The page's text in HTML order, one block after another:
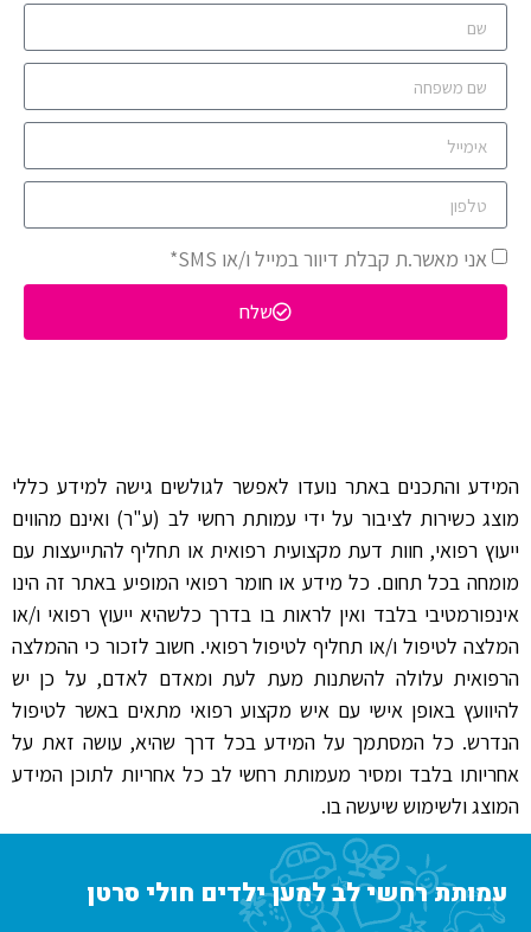
אני מאשר.ת קבלת דיוור במייל ו/או SMS*
שלח
המידע והתכנים באתר נועדו לאפשר לגולשים גישה למידע כללי
מוצג כשירות לציבור על ידי עמותת רחשי לב (ע"ר) ואינם מהווים
ייעוץ רפואי, חוות דעת מקצועית רפואית או תחליף להתייעצות עם
מומחה בכל תחום. כל מידע או חומר רפואי המופיע באתר זה הינו
אינפורמטיבי בלבד ואין לראות בו בדרך כלשהיא ייעוץ רפואי ו/או
המלצה לטיפול ו/או תחליף לטיפול רפואי. חשוב לזכור כי ההמלצה
הרפואית עלולה להשתנות מעת לעת ומאדם לאדם, על כן יש
להיוועץ באופן אישי עם איש מקצוע רפואי מתאים באשר לטיפול
הנדרש. כל המסתמך על המידע בכל דרך שהיא, עושה זאת על
אחריותו בלבד ומסיר מעמותת רחשי לב כל אחריות לתוכן המידע
המוצג ולשימוש שיעשה בו.
עמותת רחשי לב למען ילדים חולי סרטן